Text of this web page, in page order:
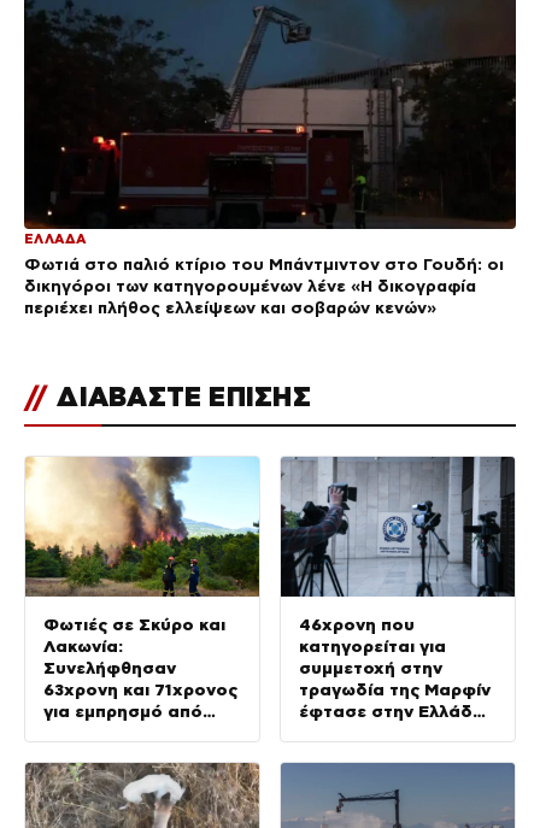
ΕΛΛΑΔΑ
Φωτιά στο παλιό κτίριο του Μπάντμιντον στο Γουδή: οι
δικηγόροι των κατηγορουμένων λένε «Η δικογραφία
περιέχει πλήθος ελλείψεων και σοβαρών κενών»
// ΔΙΑΒΑΣΤΕ ΕΠΙΣΗΣ
Φωτιές σε Σκύρο και
Λακωνία:
Συνελήφθησαν
63χρονη και 71χρονος
για εμπρησμό από
46χρονη που
κατηγορείται για
συμμετοχή στην
τραγωδία της Μαρφίν
έφτασε στην Ελλάδα